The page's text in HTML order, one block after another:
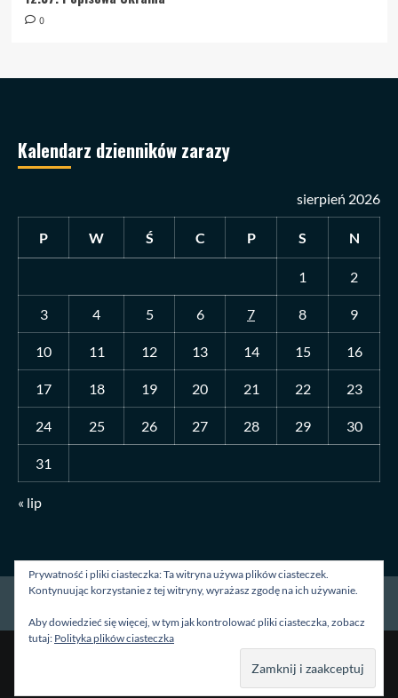
0
Kalendarz dzienników zarazy
sierpień 2026
P W Ś C P S N
1 2
3 4 5 6 7 8 9
10 11 12 13 14 15 16
17 18 19 20 21 22 23
24 25 26 27 28 29 30
31
« lip
Strona główna O mnie Blog Kontakt
Prywatność i pliki ciasteczka: Ta witryna używa plików ciasteczek.
Kontynuując korzystanie z tej witryny, wyrażasz zgodę na ich używanie.
Aby dowiedzieć się więcej, w tym jak kontrolować pliki ciasteczka, zobacz
tutaj: Polityka plików ciasteczka